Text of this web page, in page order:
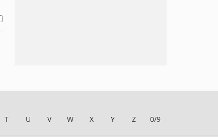
T U V W X Y Z 0/9